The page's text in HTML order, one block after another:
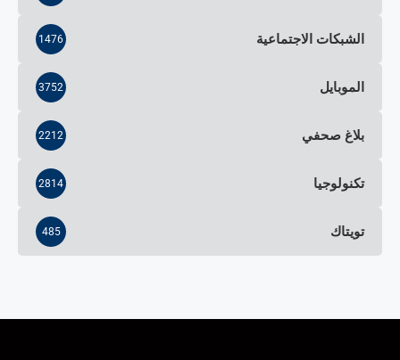
الشبكات الاجتماعية 1476
الموبايل 3752
بلاغ صحفي 2212
تكنولوجيا 2814
تويتاك 485